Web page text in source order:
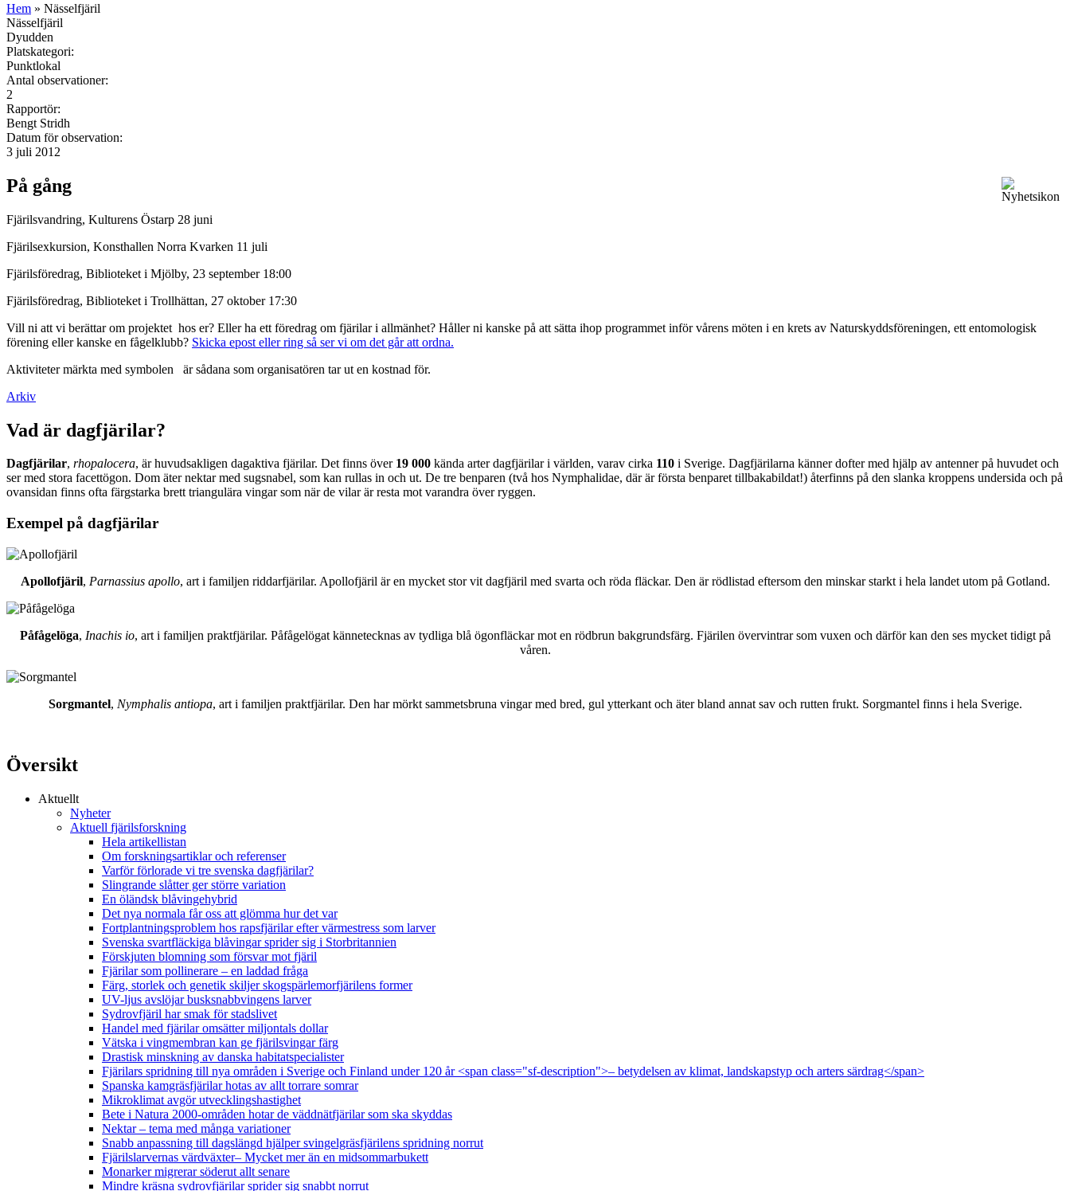
Hem » Nässelfjäril
Nässelfjäril
Dyudden
Platskategori:
Punktlokal
Antal observationer:
2
Rapportör:
Bengt Stridh
Datum för observation:
3 juli 2012
På gång
Fjärilsvandring, Kulturens Östarp 28 juni
Fjärilsexkursion, Konsthallen Norra Kvarken 11 juli
Fjärilsföredrag, Biblioteket i Mjölby, 23 september 18:00
Fjärilsföredrag, Biblioteket i Trollhättan, 27 oktober 17:30
Vill ni att vi berättar om projektet hos er? Eller ha ett föredrag om fjärilar i allmänhet? Håller ni kanske på att sätta ihop programmet inför vårens möten i en krets av Naturskyddsföreningen, ett entomologisk
förening eller kanske en fågelklubb? Skicka epost eller ring så ser vi om det går att ordna.
Aktiviteter märkta med symbolen
är sådana som organisatören tar ut en kostnad för.
Arkiv
Vad är dagfjärilar?
Dagfjärilar, rhopalocera, är huvudsakligen dagaktiva fjärilar. Det finns över 19 000 kända arter dagfjärilar i världen, varav cirka 110 i Sverige. Dagfjärilarna känner dofter med hjälp av antenner på huvudet och
ser med stora facettögon. Dom äter nektar med sugsnabel, som kan rullas in och ut. De tre benparen (två hos Nymphalidae, där är första benparet tillbakabildat!) återfinns på den slanka kroppens undersida och på
ovansidan finns ofta färgstarka brett triangulära vingar som när de vilar är resta mot varandra över ryggen.
Exempel på dagfjärilar
Apollofjäril, Parnassius apollo, art i familjen riddarfjärilar. Apollofjäril är en mycket stor vit dagfjäril med svarta och röda fläckar. Den är rödlistad eftersom den minskar starkt i hela landet utom på Gotland.
Påfågelöga, Inachis io, art i familjen praktfjärilar. Påfågelögat kännetecknas av tydliga blå ögonfläckar mot en rödbrun bakgrundsfärg. Fjärilen övervintrar som vuxen och därför kan den ses mycket tidigt på
våren.
Sorgmantel, Nymphalis antiopa, art i familjen praktfjärilar. Den har mörkt sammetsbruna vingar med bred, gul ytterkant och äter bland annat sav och rutten frukt. Sorgmantel finns i hela Sverige.
Översikt
Aktuellt
Nyheter
Aktuell fjärilsforskning
Hela artikellistan
Om forskningsartiklar och referenser
Varför förlorade vi tre svenska dagfjärilar?
Slingrande slåtter ger större variation
En öländsk blåvingehybrid
Det nya normala får oss att glömma hur det var
Fortplantningsproblem hos rapsfjärilar efter värmestress som larver
Svenska svartfläckiga blåvingar sprider sig i Storbritannien
Förskjuten blomning som försvar mot fjäril
Fjärilar som pollinerare – en laddad fråga
Färg, storlek och genetik skiljer skogspärlemorfjärilens former
UV-ljus avslöjar busksnabbvingens larver
Sydrovfjäril har smak för stadslivet
Handel med fjärilar omsätter miljontals dollar
Vätska i vingmembran kan ge fjärilsvingar färg
Drastisk minskning av danska habitatspecialister
Fjärilars spridning till nya områden i Sverige och Finland under 120 år <span class="sf-description">– betydelsen av klimat, landskapstyp och arters särdrag</span>
Spanska kamgräsfjärilar hotas av allt torrare somrar
Mikroklimat avgör utvecklingshastighet
Bete i Natura 2000-områden hotar de väddnätfjärilar som ska skyddas
Nektar – tema med många variationer
Snabb anpassning till dagslängd hjälper svingelgräsfjärilens spridning norrut
Fjärilslarvernas värdväxter– Mycket mer än en midsommarbukett
Monarker migrerar söderut allt senare
Mindre kräsna sydrovfjärilar sprider sig snabbt norrut